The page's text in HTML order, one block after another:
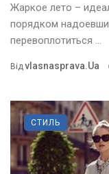
Жаркое лето –
порядком
перевоплотиться ...
ВідVlasnasprava.ua
СТИЛЬ